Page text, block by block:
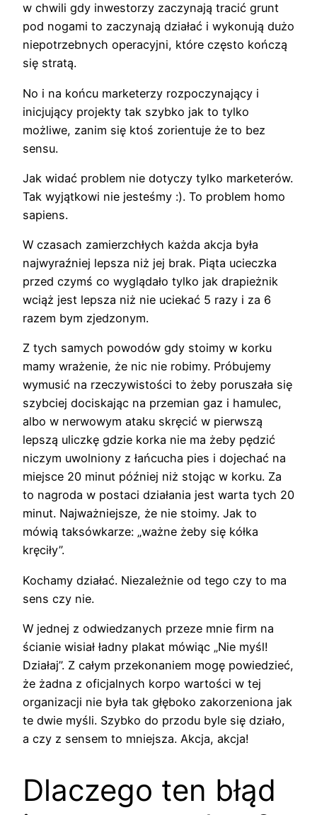
w chwili gdy inwestorzy zaczynają tracić grunt
pod nogami to zaczynają działać i wykonują dużo
niepotrzebnych operacyjni, które często kończą
się stratą.
No i na końcu marketerzy rozpoczynający i
inicjujący projekty tak szybko jak to tylko
możliwe, zanim się ktoś zorientuje że to bez
sensu.
Jak widać problem nie dotyczy tylko marketerów.
Tak wyjątkowi nie jesteśmy :). To problem homo
sapiens.
W czasach zamierzchłych każda akcja była
najwyraźniej lepsza niż jej brak. Piąta ucieczka
przed czymś co wyglądało tylko jak drapieżnik
wciąż jest lepsza niż nie uciekać 5 razy i za 6
razem bym zjedzonym.
Z tych samych powodów gdy stoimy w korku
mamy wrażenie, że nic nie robimy. Próbujemy
wymusić na rzeczywistości to żeby poruszała się
szybciej dociskając na przemian gaz i hamulec,
albo w nerwowym ataku skręcić w pierwszą
lepszą uliczkę gdzie korka nie ma żeby pędzić
niczym uwolniony z łańcucha pies i dojechać na
miejsce 20 minut później niż stojąc w korku. Za
to nagroda w postaci działania jest warta tych 20
minut. Najważniejsze, że nie stoimy. Jak to
mówią taksówkarze: „ważne żeby się kółka
kręciły”.
Kochamy działać. Niezależnie od tego czy to ma
sens czy nie.
W jednej z odwiedzanych przeze mnie firm na
ścianie wisiał ładny plakat mówiąc „Nie myśl!
Działaj”. Z całym przekonaniem mogę powiedzieć,
że żadna z oficjalnych korpo wartości w tej
organizacji nie była tak głęboko zakorzeniona jak
te dwie myśli. Szybko do przodu byle się działo,
a czy z sensem to mniejsza. Akcja, akcja!
Dlaczego ten błąd